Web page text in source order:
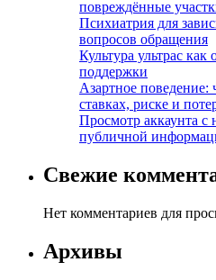
повреждённые
Психиатрия для
вопросов обращения
Культура ультрас
поддержки
Азартное поведение:
ставках, риске и
Просмотр аккаунта с
публичной
Свежие
Нет комментариев для
Архивы